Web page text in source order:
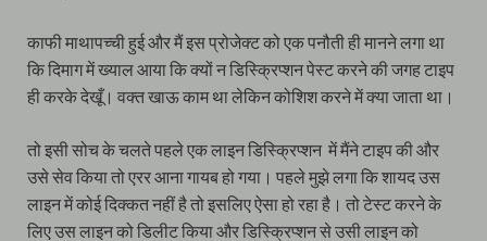
काफी माथापच्ची हुई और मैं इस प्रोजेक्ट को एक पनौती ही मानने लगा था
कि दिमाग में ख्याल आया कि क्यों न डिस्क्रिप्शन पेस्ट करने की जगह टाइप
ही करके देखूँ। वक्त खाऊ काम था लेकिन कोशिश करने में क्या जाता था।
तो इसी सोच के चलते पहले एक लाइन डिस्क्रिप्शन में मैंने टाइप की और
उसे सेव किया तो एरर आना गायब हो गया। पहले मुझे लगा कि शायद उस
लाइन में कोई दिक्कत नहीं है तो इसलिए ऐसा हो रहा है। तो टेस्ट करने के
लिए उस लाइन को डिलीट किया और डिस्क्रिप्शन से उसी लाइन को